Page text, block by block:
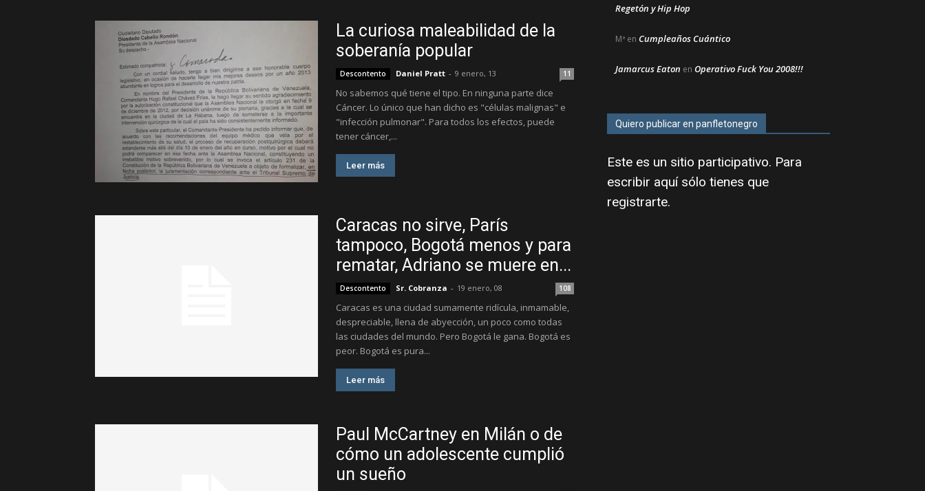
La curiosa maleabilidad de la
soberanía popular
Descontento Daniel Pratt - 9 enero, 13 11
No sabemos qué tiene el tipo. En ninguna parte dice
Cáncer. Lo único que han dicho es "células malignas" e
"infección pulmonar". Para todos los efectos, puede
tener cáncer,...
Leer más
Caracas no sirve, París
tampoco, Bogotá menos y para
rematar, Adriano se muere en...
Descontento Sr. Cobranza - 19 enero, 08 108
Caracas es una ciudad sumamente ridícula, inmamable,
despreciable, llena de abyección, un poco como todas
las ciudades del mundo. Pero Bogotá le gana. Bogotá es
peor. Bogotá es pura...
Leer más
Paul McCartney en Milán o de
cómo un adolescente cumplió
un sueño
Regetón y Hip Hop
Mª en Cumpleaños Cuántico
Jamarcus Eaton en Operativo Fuck You 2008!!!
Quiero publicar en panfletonegro
Este es un sitio participativo. Para
escribir aquí sólo tienes que
registrarte.